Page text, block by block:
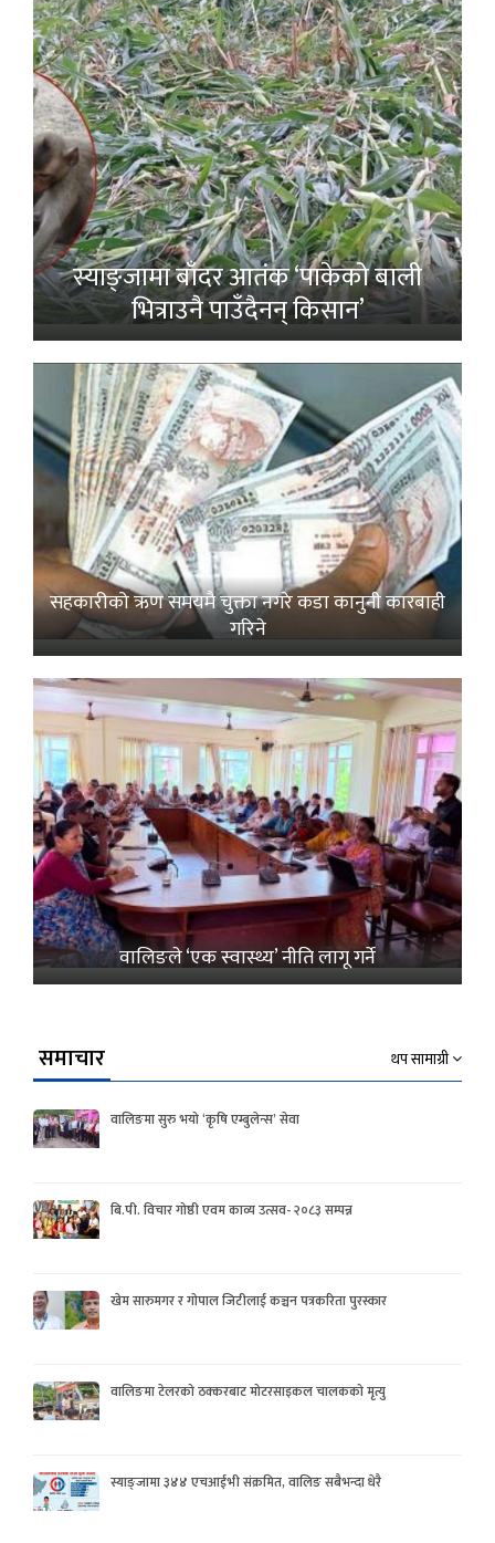
स्याङ्जामा बाँदर आतंक ‘पाकेको बाली
भित्राउनै पाउँदैनन् किसान’
सहकारीको ऋण समयमै चुक्ता नगरे कडा कानुनी कारबाही
गरिने
वालिङले ‘एक स्वास्थ्य’ नीति लागू गर्ने
समाचार थप सामाग्री
वालिङमा सुरु भयो ‘कृषि एम्बुलेन्स’ सेवा
बि.पी. विचार गोष्ठी एवम काव्य उत्सव- २०८३ सम्पन्न
खेम सारुमगर र गोपाल जिटीलाई कञ्चन पत्रकरिता पुरस्कार
वालिङमा टेलरको ठक्करबाट मोटरसाइकल चालकको मृत्यु
स्याङ्जामा ३४४ एचआईभी संक्रमित, वालिङ सबैभन्दा धेरै